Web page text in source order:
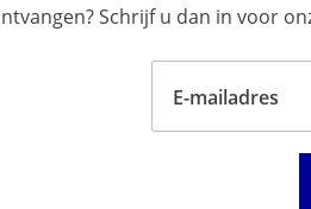
Schrijf u dan in voor
E-mailadres